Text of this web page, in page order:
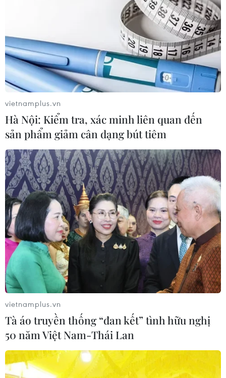
#thời sự
#bản tin thời sự
#tội phạm
#truy nã
#tội phạm hình sự #hình sự
#công an
#vụ án
#phạm pháp #pháp luật
#pháp đình
#xã hội
#an ninh xã hội #chính trị
#VietnamPlus
Mỹ
Singapore
TIN LIÊN QUAN
vietnamplus.vn
Hà Nội: Kiểm tra, xác minh liên quan đến
sản phẩm giảm cân dạng bút tiêm
vietnamplus.vn
Tà áo truyền thống “đan kết” tình hữu nghị
50 năm Việt Nam-Thái Lan